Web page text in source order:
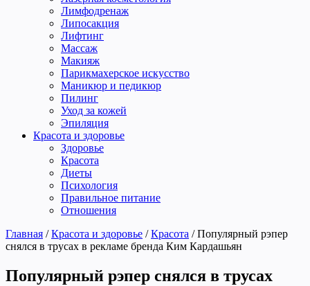
Лимфодренаж
Липосакция
Лифтинг
Массаж
Макияж
Парикмахерское искусство
Маникюр и педикюр
Пилинг
Уход за кожей
Эпиляция
Красота и здоровье
Здоровье
Красота
Диеты
Психология
Правильное питание
Отношения
Главная / Красота и здоровье / Красота / Популярный рэпер
снялся в трусах в рекламе бренда Ким Кардашьян
Популярный рэпер снялся в трусах